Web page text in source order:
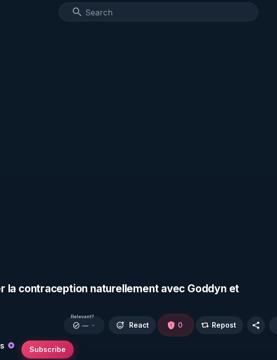
la contraception naturellement avec Goddyn et
Subscribe
Relevant?
— React 0 Repost